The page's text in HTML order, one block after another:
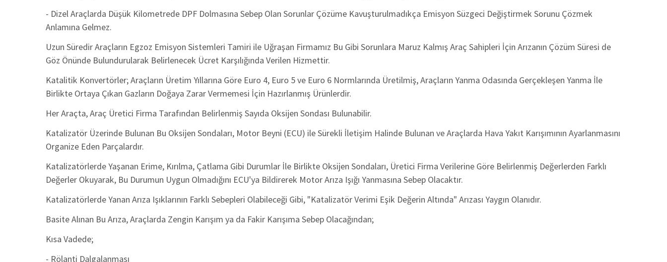
- Dizel Araçlarda Düşük Kilometrede DPF Dolmasına Sebep Olan Sorunlar Çözüme Kavuşturulmadıkça Emisyon Süzgeci Değiştirmek Sorunu Çözmek
Anlamına Gelmez.
Uzun Süredir Araçların Egzoz Emisyon Sistemleri Tamiri ile Uğraşan Firmamız Bu Gibi Sorunlara Maruz Kalmış Araç Sahipleri İçin Arızanın Çözüm Süresi de
Göz Önünde Bulundurularak Belirlenecek Ücret Karşılığında Verilen Hizmettir.
Katalitik Konvertörler; Araçların Üretim Yıllarına Göre Euro 4, Euro 5 ve Euro 6 Normlarında Üretilmiş, Araçların Yanma Odasında Gerçekleşen Yanma İle
Birlikte Ortaya Çıkan Gazların Doğaya Zarar Vermemesi İçin Hazırlanmış Ürünlerdir.
Her Araçta, Araç Üretici Firma Tarafından Belirlenmiş Sayıda Oksijen Sondası Bulunabilir.
Katalizatör Üzerinde Bulunan Bu Oksijen Sondaları, Motor Beyni (ECU) ile Sürekli İletişim Halinde Bulunan ve Araçlarda Hava Yakıt Karışımının Ayarlanmasını
Organize Eden Parçalardır.
Katalizatörlerde Yaşanan Erime, Kırılma, Çatlama Gibi Durumlar İle Birlikte Oksijen Sondaları, Üretici Firma Verilerine Göre Belirlenmiş Değerlerden Farklı
Değerler Okuyarak, Bu Durumun Uygun Olmadığını ECU'ya Bildirerek Motor Arıza Işığı Yanmasına Sebep Olacaktır.
Katalizatörlerde Yanan Arıza Işıklarının Farklı Sebepleri Olabileceği Gibi, "Katalizatör Verimi Eşik Değerin Altında" Arızası Yaygın Olanıdır.
Basite Alınan Bu Arıza, Araçlarda Zengin Karışım ya da Fakir Karışıma Sebep Olacağından;
Kısa Vadede;
- Rölanti Dalgalanması